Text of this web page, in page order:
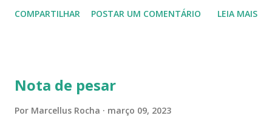
PEIXOTO 1307 ☆CINE IRIS RUA FLORIANO PEIXOTO 1206
☆CINE VIP CLUBE RUA 24 DE MAIO 825 ☆CINE ECLIPSE
COMPARTILHAR POSTAR UM COMENTÁRIO LEIA MAIS
Nota de pesar
Por Marcellus Rocha março 09, 2023